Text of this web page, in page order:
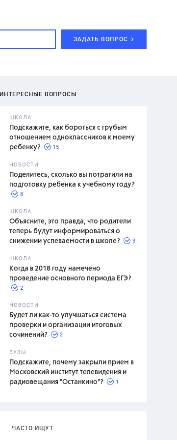
ЗАДАТЬ ВОПРОС
ИНТЕРЕСНЫЕ ВОПРОСЫ
ШКОЛА
Подскажите, как бороться с грубым
отношением одноклассников к моему
ребенку?
15
НОВОСТИ
Поделитесь, сколько вы потратили на
подготовку ребенка к учебному году?
8
ШКОЛА
Объясните, это правда, что родители
теперь будут информироваться о
снижении успеваемости в школе?
3
ШКОЛА
Когда в 2018 году намечено
проведение основного периода ЕГЭ?
2
НОВОСТИ
Будет ли как-то улучшаться система
проверки и организации итоговых
сочинений?
2
ВУЗЫ
Подскажите, почему закрыли прием в
Московский институт телевидения и
радиовещания "Останкино"?
1
ЧАСТО ИЩУТ